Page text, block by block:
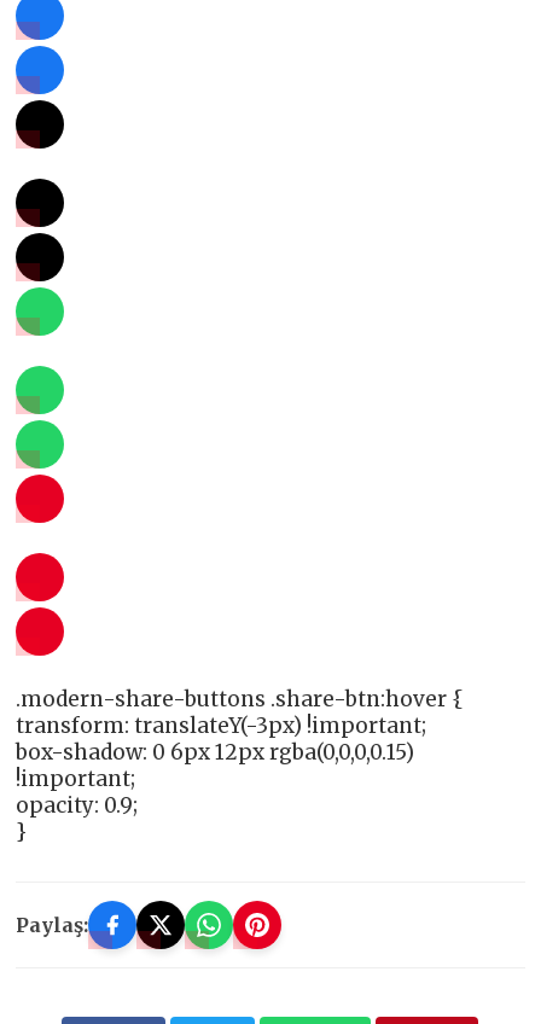
.modern-share-buttons .share-btn:hover {
transform: translateY(-3px) !important;
box-shadow: 0 6px 12px rgba(0,0,0,0.15)
!important;
opacity: 0.9;
}
Paylaş: